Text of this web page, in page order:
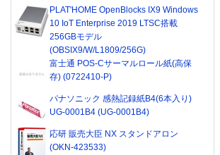
PLAT'HOME OpenBlocks IX9 Windows
10 IoT Enterprise 2019 LTSC搭載
256GBモデル
(OBSIX9/W/L1809/256G)
富士通 POS-Cサーマルロール紙(高保
存) (0722410-P)
パナソニック 感熱記録紙B4(6本入り)
UG-0001B4 (UG-0001B4)
応研 販売大臣 NX スタンドアロン
(OKN-423533)